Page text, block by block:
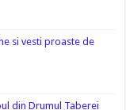
si vesti proaste de
din Drumul Taberei